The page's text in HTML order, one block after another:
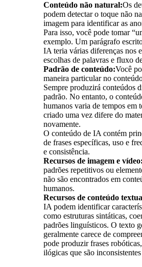
Conteúdo não natural:Os
podem detectar o toque não
imagem para identificar as
Para isso, você pode tomar
exemplo. Um parágrafo
IA teria várias diferenças nos
escolhas de palavras e fluxo
Padrão de conteúdo:Você
maneira particular no
Sempre produzirá conteúdos
padrão. No entanto, o
humanos varia de tempos em
criado uma vez difere do
novamente.
O conteúdo de IA contém
de frases específicas, uso e
e consistência.
Recursos de imagem e vídeo:
padrões repetitivos ou
não são encontrados em
humanos.
Recursos de conteúdo
IA podem identificar
como estruturas sintáticas,
padrões linguísticos. O texto
geralmente carece de
pode produzir frases
ilógicas que são